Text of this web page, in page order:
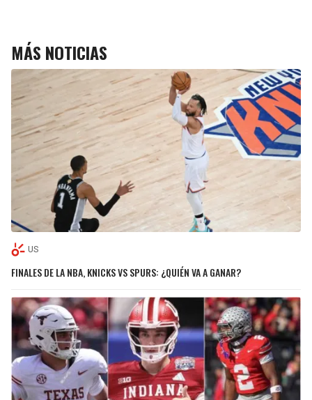
MÁS NOTICIAS
US
FINALES DE LA NBA, KNICKS VS SPURS: ¿QUIÉN VA A GANAR?